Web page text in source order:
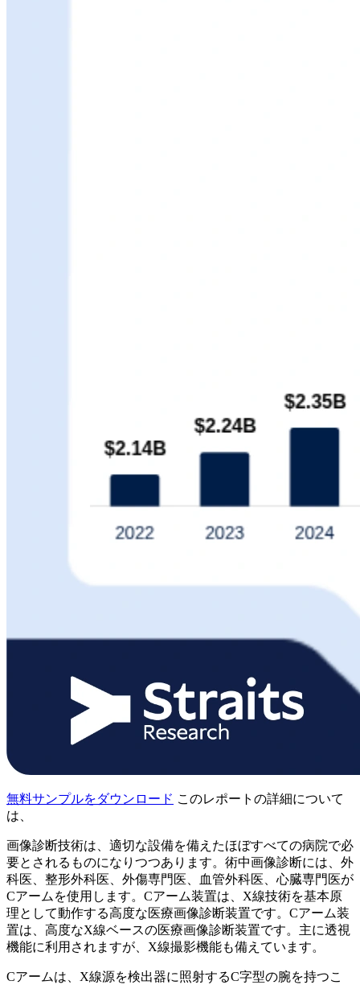
無料サンプルをダウンロード このレポートの詳細について
は、
画像診断技術は、適切な設備を備えたほぼすべての病院で必
要とされるものになりつつあります。術中画像診断には、外
科医、整形外科医、外傷専門医、血管外科医、心臓専門医が
Cアームを使用します。Cアーム装置は、X線技術を基本原
理として動作する高度な医療画像診断装置です。Cアーム装
置は、高度なX線ベースの医療画像診断装置です。主に透視
機能に利用されますが、X線撮影機能も備えています。
Cアームは、X線源を検出器に照射するC字型の腕を持つこ